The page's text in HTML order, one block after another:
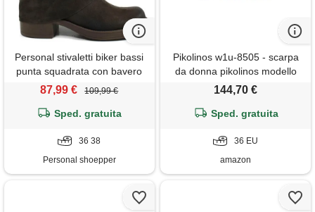
Personal stivaletti biker bassi
punta squadrata con bavero
risvolto "ruby" - camoscio
87,99 € 109,99 €
Sped. gratuita
36 38
Personal shoepper
Pikolinos w1u-8505 - scarpa
da donna pikolinos modello
daroca 36/brown
144,70 €
Sped. gratuita
36 EU
amazon